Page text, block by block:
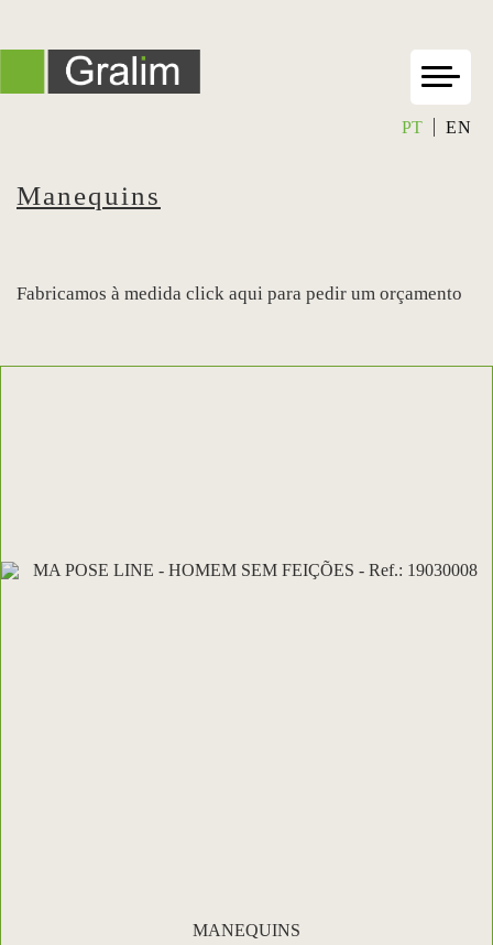
PT EN
Manequins
Fabricamos à medida click aqui para pedir um orçamento
MANEQUINS